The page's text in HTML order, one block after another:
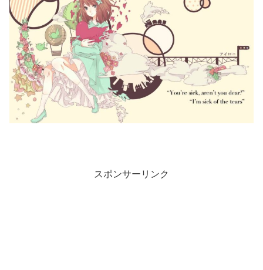
スポンサーリンク